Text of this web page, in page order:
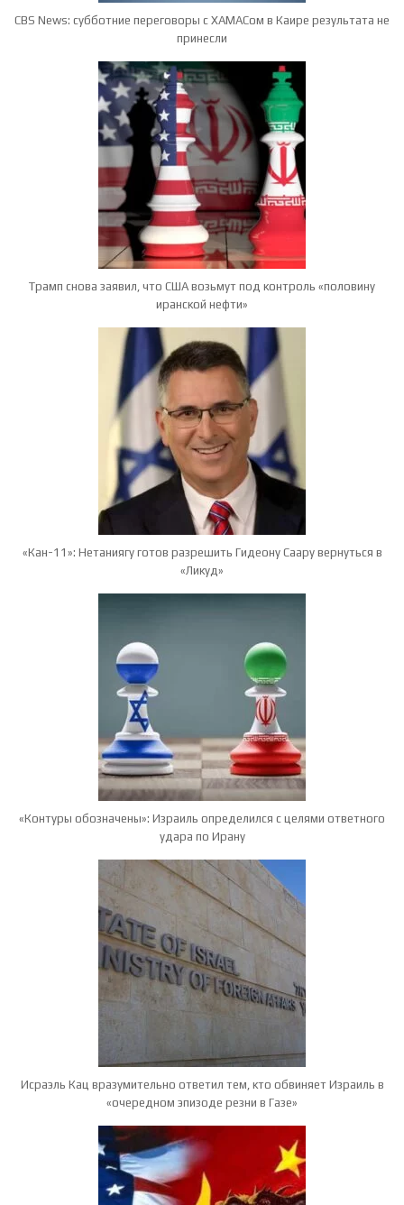
CBS News: субботние переговоры с ХАМАСом в Каире результата не
принесли
Трамп снова заявил, что США возьмут под контроль «половину
иранской нефти»
«Кан-11»: Нетаниягу готов разрешить Гидеону Саару вернуться в
«Ликуд»
«Контуры обозначены»: Израиль определился с целями ответного
удара по Ирану
Исраэль Кац вразумительно ответил тем, кто обвиняет Израиль в
«очередном эпизоде резни в Газе»